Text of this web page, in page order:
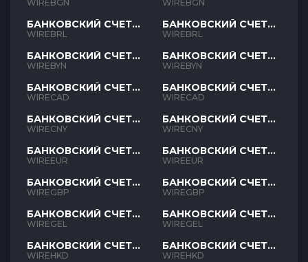
WIREBGN
БАНКОВСКИЙ СЧЕТ
BRL
WIREBRL
БАНКОВСКИЙ СЧЕТ
BYN
WIREBYN
БАНКОВСКИЙ СЧЕТ
CAD
WIRECAD
БАНКОВСКИЙ СЧЕТ
CNY
WIRECNY
БАНКОВСКИЙ СЧЕТ
EUR
WIREEUR
БАНКОВСКИЙ СЧЕТ
GBP
WIREGBP
БАНКОВСКИЙ СЧЕТ
GEL
WIREGEL
БАНКОВСКИЙ СЧЕТ
HKD
WIREHKD
WIREBGN
БАНКОВСКИЙ СЧЕТ
BRL
WIREBRL
БАНКОВСКИЙ СЧЕТ
BYN
WIREBYN
БАНКОВСКИЙ СЧЕТ
CAD
WIRECAD
БАНКОВСКИЙ СЧЕТ
CNY
WIRECNY
БАНКОВСКИЙ СЧЕТ
EUR
WIREEUR
БАНКОВСКИЙ СЧЕТ
GBP
WIREGBP
БАНКОВСКИЙ СЧЕТ
GEL
WIREGEL
БАНКОВСКИЙ СЧЕТ
HKD
WIREHKD